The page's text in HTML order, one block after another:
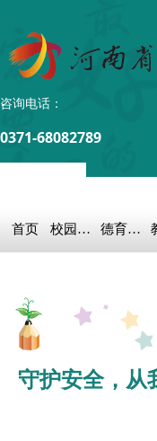
0371-68082789
咨询电话：
首页 校园概况 德育之窗
守护安全，从